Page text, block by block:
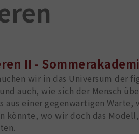
II -
wir in das Universum der
auch, wie sich der Mensch
aus einer gegenwärtigen
könnte, wo wir doch das